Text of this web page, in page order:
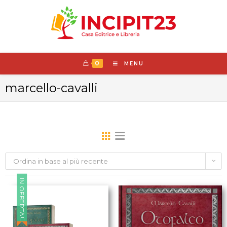
0 MENU
marcello-cavalli
Ordina in base al più recente
IN OFFERTA!